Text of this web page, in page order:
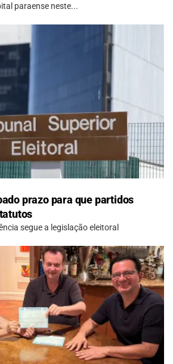
paraense neste...
prazo para que partidos
segue a legislação eleitoral